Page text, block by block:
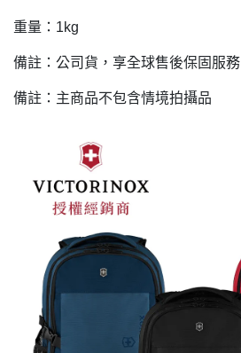
重量：1kg
備註：公司貨，享全球售後保固服務
備註：主商品不包含情境拍攝品